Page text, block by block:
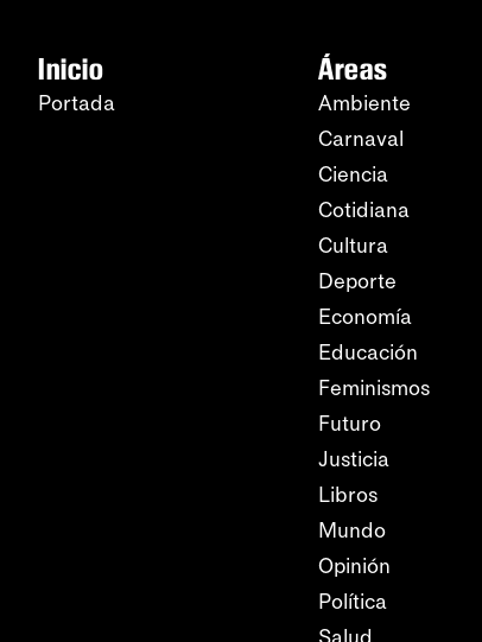
Inicio
Portada
Áreas
Ambiente
Carnaval
Ciencia
Cotidiana
Cultura
Deporte
Economía
Educación
Feminismos
Futuro
Justicia
Libros
Mundo
Opinión
Política